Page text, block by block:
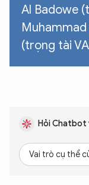
Al Badowe
Muhammad
(trọng tài
Hỏi Chatbot
Vai trò cụ thể